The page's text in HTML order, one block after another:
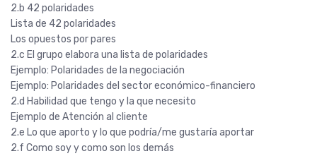
2.b 42 polaridades
Lista de 42 polaridades
Los opuestos por pares
2.c El grupo elabora una lista de polaridades
Ejemplo: Polaridades de la negociación
Ejemplo: Polaridades del sector económico-financiero
2.d Habilidad que tengo y la que necesito
Ejemplo de Atención al cliente
2.e Lo que aporto y lo que podría/me gustaría aportar
2.f Como soy y como son los demás